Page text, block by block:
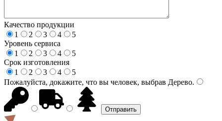
Качество продукции
1
2 3 4
5
Уровень сервиса
1
2 3 4
5
Срок изготовления
1
2 3 4
5
Пожалуйста, докажите, что вы человек, выбрав Дерево.